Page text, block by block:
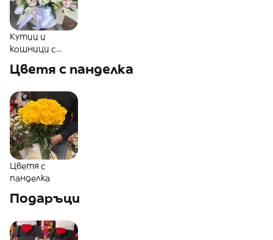
Кутии и
кошници с
Цветя с панделка
Цветя с
панделка
Подаръци